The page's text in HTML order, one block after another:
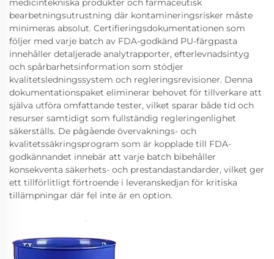
medicintekniska produkter och farmaceutisk
bearbetningsutrustning där kontamineringsrisker måste
minimeras absolut. Certifieringsdokumentationen som
följer med varje batch av FDA-godkänd PU-färgpasta
innehåller detaljerade analytrapporter, efterlevnadsintyg
och spårbarhetsinformation som stödjer
kvalitetsledningssystem och regleringsrevisioner. Denna
dokumentationspaket eliminerar behovet för tillverkare att
själva utföra omfattande tester, vilket sparar både tid och
resurser samtidigt som fullständig regleringenlighet
säkerställs. De pågående övervaknings- och
kvalitetssäkringsprogram som är kopplade till FDA-
godkännandet innebär att varje batch bibehåller
konsekventa säkerhets- och prestandastandarder, vilket ger
ett tillförlitligt förtroende i leveranskedjan för kritiska
tillämpningar där fel inte är en option.